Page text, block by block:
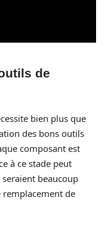
de
bien plus que
des bons outils
composant est
à ce stade peut
beaucoup
remplacement de